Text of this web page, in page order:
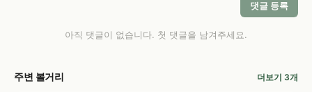
댓글 등록
아직 댓글이 없습니다. 첫 댓글을 남겨주세요.
주변 볼거리 더보기 3개